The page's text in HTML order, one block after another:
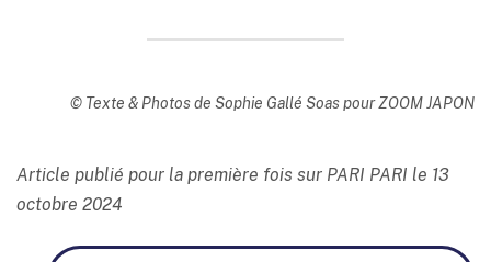
© Texte & Photos de Sophie Gallé Soas pour ZOOM JAPON
Article publié pour la première fois sur PARI PARI le 13
octobre 2024